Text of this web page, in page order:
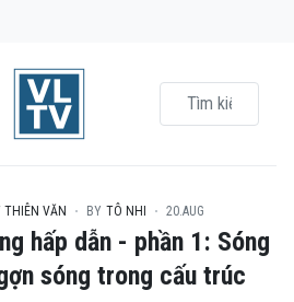
THIÊN VĂN BY TÔ NHI 20.AUG
hấp dẫn - phần 1: Sóng
sóng trong cấu trúc